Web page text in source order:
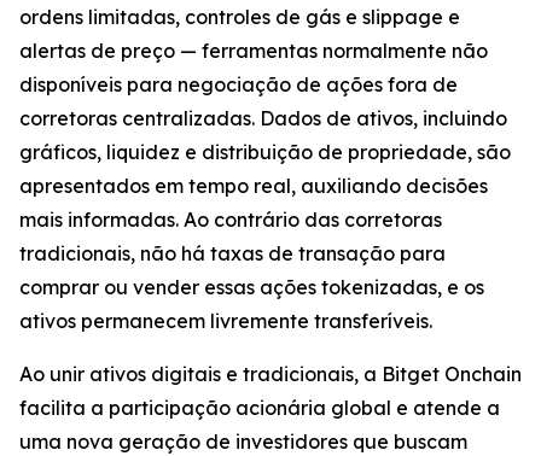
ordens limitadas, controles de gás e slippage e
alertas de preço — ferramentas normalmente não
disponíveis para negociação de ações fora de
corretoras centralizadas. Dados de ativos, incluindo
gráficos, liquidez e distribuição de propriedade, são
apresentados em tempo real, auxiliando decisões
mais informadas. Ao contrário das corretoras
tradicionais, não há taxas de transação para
comprar ou vender essas ações tokenizadas, e os
ativos permanecem livremente transferíveis.
Ao unir ativos digitais e tradicionais, a Bitget Onchain
facilita a participação acionária global e atende a
uma nova geração de investidores que buscam